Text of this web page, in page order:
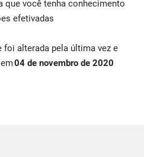
que você tenha conhecimento
efetivadas
foi alterada pela última vez e
04 de novembro de 2020